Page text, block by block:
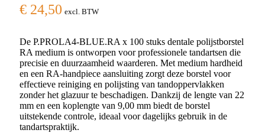
€ 24,50 excl. BTW
De P.PROLA4-BLUE.RA x 100 stuks dentale polijstborstel
RA medium is ontworpen voor professionele tandartsen die
precisie en duurzaamheid waarderen. Met medium hardheid
en een RA-handpiece aansluiting zorgt deze borstel voor
effectieve reiniging en polijsting van tandoppervlakken
zonder het glazuur te beschadigen. Dankzij de lengte van 22
mm en een koplengte van 9,00 mm biedt de borstel
uitstekende controle, ideaal voor dagelijks gebruik in de
tandartspraktijk.